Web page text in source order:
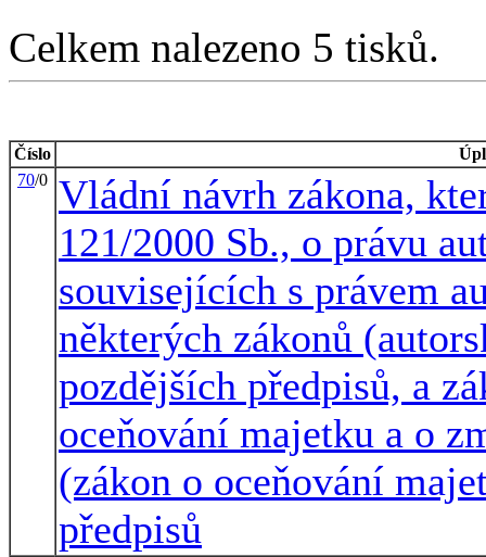
Celkem nalezeno 5 tisků.
Číslo
70/0 Vládní návrh zákona,
121/2000 Sb., o právu
souvisejících s právem
některých zákonů
pozdějších předpisů, a
oceňování majetku a o
(zákon o oceňování
předpisů